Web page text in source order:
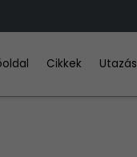
Cikkek Utazás